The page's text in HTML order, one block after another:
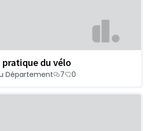
pratique du vélo
Département 7 0